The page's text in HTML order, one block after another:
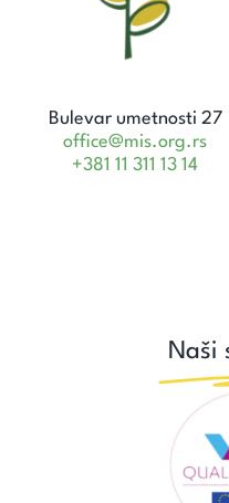
Bulevar umetnosti 27
office@mis.org.rs
+381 11 311 13 14
Naši